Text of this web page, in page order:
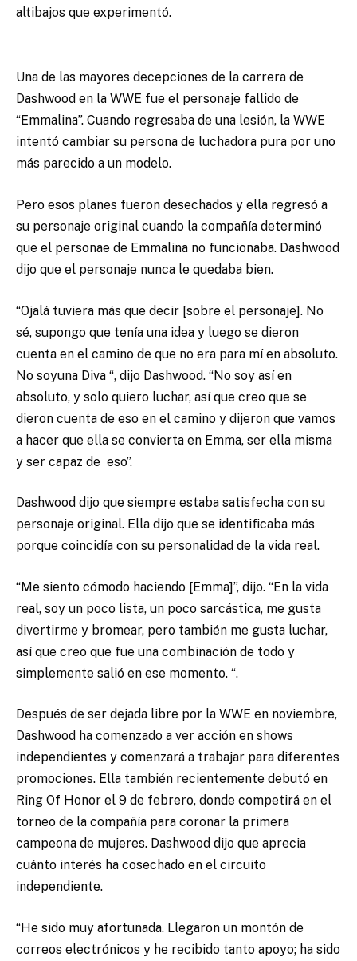
altibajos que experimentó.
Una de las mayores decepciones de la carrera de
Dashwood en la WWE fue el personaje fallido de
“Emmalina”. Cuando regresaba de una lesión, la WWE
intentó cambiar su persona de luchadora pura por uno
más parecido a un modelo.
Pero esos planes fueron desechados y ella regresó a
su personaje original cuando la compañía determinó
que el personae de Emmalina no funcionaba. Dashwood
dijo que el personaje nunca le quedaba bien.
“Ojalá tuviera más que decir [sobre el personaje]. No
sé, supongo que tenía una idea y luego se dieron
cuenta en el camino de que no era para mí en absoluto.
No soyuna Diva “, dijo Dashwood. “No soy así en
absoluto, y solo quiero luchar, así que creo que se
dieron cuenta de eso en el camino y dijeron que vamos
a hacer que ella se convierta en Emma, ​​ser ella misma
y ser capaz de eso”.
Dashwood dijo que siempre estaba satisfecha con su
personaje original. Ella dijo que se identificaba más
porque coincidía con su personalidad de la vida real.
“Me siento cómodo haciendo [Emma]”, dijo. “En la vida
real, soy un poco lista, un poco sarcástica, me gusta
divertirme y bromear, pero también me gusta luchar,
así que creo que fue una combinación de todo y
simplemente salió en ese momento. “.
Después de ser dejada libre por la WWE en noviembre,
Dashwood ha comenzado a ver acción en shows
independientes y comenzará a trabajar para diferentes
promociones. Ella también recientemente debutó en
Ring Of Honor el 9 de febrero, donde competirá en el
torneo de la compañía para coronar la primera
campeona de mujeres. Dashwood dijo que aprecia
cuánto interés ha cosechado en el circuito
independiente.
“He sido muy afortunada. Llegaron un montón de
correos electrónicos y he recibido tanto apoyo; ha sido